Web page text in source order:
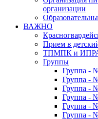
организации
ВАЖНО
Прием в
ТПМПК и
Группы
Группа -
Группа -
Группа -
Группа -
Группа -
Группа -